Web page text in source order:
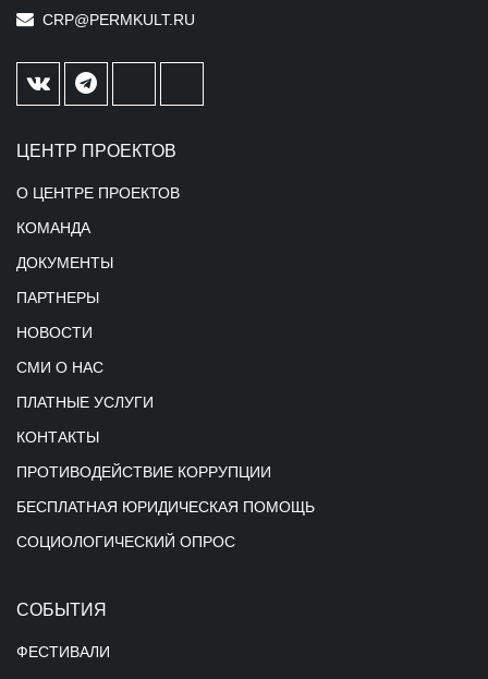
CRP@PERMKULT.RU
ЦЕНТР ПРОЕКТОВ
О ЦЕНТРЕ ПРОЕКТОВ
КОМАНДА
ДОКУМЕНТЫ
ПАРТНЕРЫ
НОВОСТИ
СМИ О НАС
ПЛАТНЫЕ УСЛУГИ
КОНТАКТЫ
ПРОТИВОДЕЙСТВИЕ КОРРУПЦИИ
БЕСПЛАТНАЯ ЮРИДИЧЕСКАЯ ПОМОЩЬ
СОЦИОЛОГИЧЕСКИЙ ОПРОС
СОБЫТИЯ
ФЕСТИВАЛИ